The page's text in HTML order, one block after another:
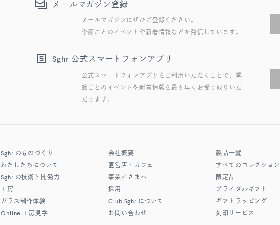
メールマガジン登録
メールマガジンにぜひご登録ください。
季節ごとのイベントや新着情報などを発信しています。
Sghr 公式スマートフォンアプリ
公式スマートフォンアプリをご利用いただくことで、季
節ごとのイベントや新着情報を最も早くお受け取りいた
だけます。
Sghr のものづくり
わたしたちについて
Sghr の技術と開発力
工房
ガラス制作体験
Online 工房見学
会社概要
直営店・カフェ
事業者さまへ
採用
Club Sghr について
お問い合わせ
製品一覧
すべてのコレクション
限定品
ブライダルギフト
ギフトラッピング
刻印サービス